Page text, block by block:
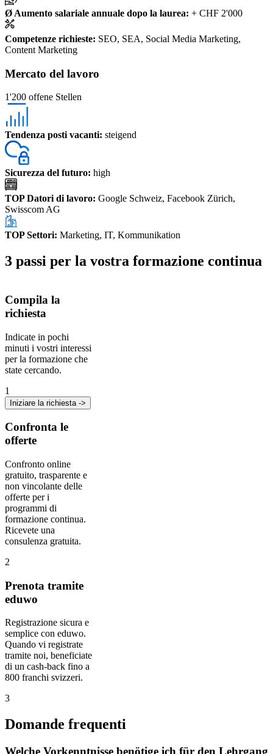
Ø Aumento salariale annuale dopo la laurea: + CHF 2'000
Competenze richieste: SEO, SEA, Social Media Marketing,
Content Marketing
Mercato del lavoro
1'200 offene Stellen
Tendenza posti vacanti: steigend
Sicurezza del futuro: high
TOP Datori di lavoro: Google Schweiz, Facebook Zürich,
Swisscom AG
TOP Settori: Marketing, IT, Kommunikation
3 passi per la vostra formazione continua
Compila la
richiesta
Indicate in pochi
minuti i vostri interessi
per la formazione che
state cercando.
1
Iniziare la richiesta ->
Confronta le
offerte
Confronto online
gratuito, trasparente e
non vincolante delle
offerte per i
programmi di
formazione continua.
Ricevete una
consulenza gratuita.
2
Prenota tramite
eduwo
Registrazione sicura e
semplice con eduwo.
Quando vi registrate
tramite noi, beneficiate
di un cash-back fino a
800 franchi svizzeri.
3
Domande frequenti
Welche Vorkenntnisse benötige ich für den Lehrgang